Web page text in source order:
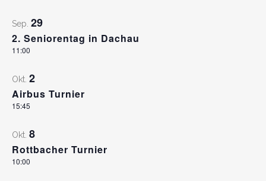
Sep. 29
2. Seniorentag in Dachau
11:00
Okt. 2
Airbus Turnier
15:45
Okt. 8
Rottbacher Turnier
10:00
Club- Nr. 8816
An der Floßlände 3, 85221 Dachau